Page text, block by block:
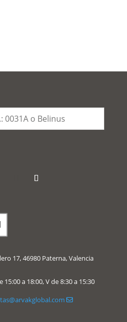
17, 46980 Paterna, Valencia
15:00 a 18:00, V de 8:30 a 15:30